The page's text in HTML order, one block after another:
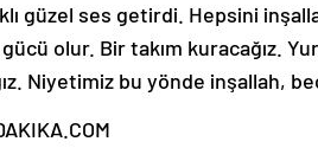
güzel ses getirdi. Hepsini
olur. Bir takım kuracağız.
Niyetimiz bu yönde inşallah,